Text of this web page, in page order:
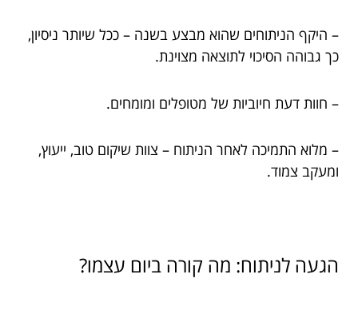
– היקף הניתוחים שהוא מבצע בשנה – ככל שיותר ניסיון,
כך גבוהה הסיכוי לתוצאה מצוינת.
– חוות דעת חיוביות של מטופלים ומומחים.
– מלוא התמיכה לאחר הניתוח – צוות שיקום טוב, ייעוץ,
ומעקב צמוד.
הגעה לניתוח: מה קורה ביום עצמו?